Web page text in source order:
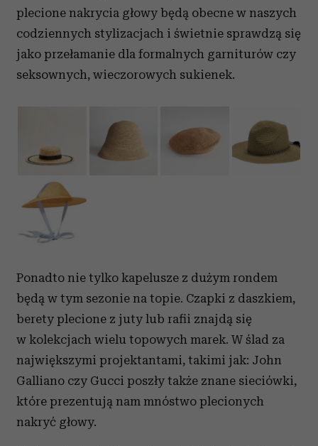
plecione nakrycia głowy będą obecne w naszych
codziennych stylizacjach i świetnie sprawdzą się
jako przełamanie dla formalnych garniturów czy
seksownych, wieczorowych sukienek.
Ponadto nie tylko kapelusze z dużym rondem
będą w tym sezonie na topie. Czapki z daszkiem,
berety plecione z juty lub rafii znajdą się
w kolekcjach wielu topowych marek. W ślad za
największymi projektantami, takimi jak: John
Galliano czy Gucci poszły także znane sieciówki,
które prezentują nam mnóstwo plecionych
nakryć głowy.